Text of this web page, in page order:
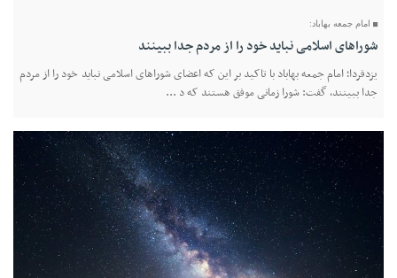
امام جمعه بهاباد:
شوراهای اسلامی نباید خود را از مردم جدا ببینند
یزدفردا؛ امام جمعه بهاباد با تاکید بر این که اعضای شوراهای اسلامی نباید خود را از مردم
جدا ببینند، گفت: شورا زمانی موفق هستند که د ...